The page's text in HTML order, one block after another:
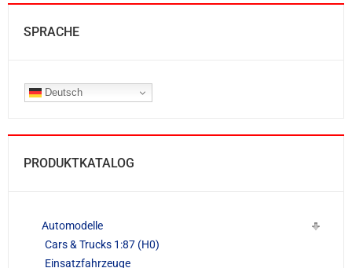
SPRACHE
Deutsch
PRODUKTKATALOG
Automodelle
Cars & Trucks 1:87 (H0)
Einsatzfahrzeuge